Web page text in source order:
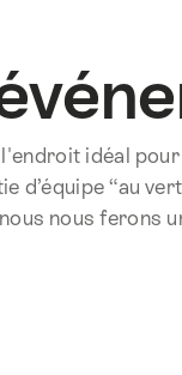
idéal
“au
nous ferons